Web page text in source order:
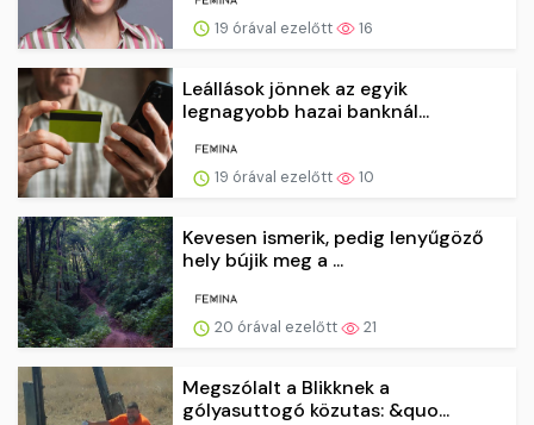
19 órával ezelőtt 16
Leállások jönnek az egyik
legnagyobb hazai banknál...
19 órával ezelőtt 10
Kevesen ismerik, pedig lenyűgöző
hely bújik meg a ...
20 órával ezelőtt 21
Megszólalt a Blikknek a
gólyasuttogó közutas: &quo...